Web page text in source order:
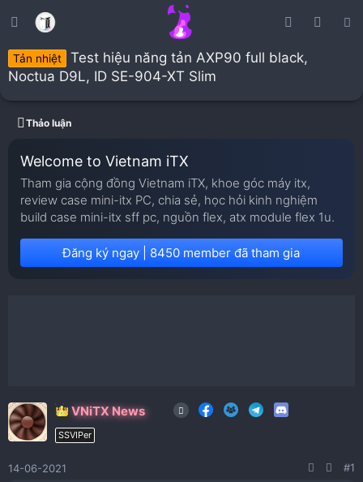
Tản nhiệt
Test hiệu năng tản AXP90 full black,
Noctua D9L, ID SE-904-XT Slim
Thảo luận
Welcome to Vietnam iTX
Tham gia cộng đồng Vietnam iTX, khoe góc máy itx,
review case mini-itx PC, chia sẻ, học hỏi kinh nghiệm
build case mini-itx sff pc, nguồn flex, atx module flex 1u.
Đăng ký ngay | 8450 member đã tham gia
VNiTX News
SSVIPer
14-06-2021 #1